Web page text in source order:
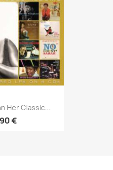
Her Classic...
€